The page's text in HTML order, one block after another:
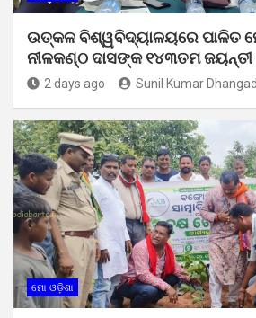
ଉତ୍କଳ ବିଶ୍ୱବିଦ୍ୟାଳୟରେ ପାଳିତ
ନୀଳକଣ୍ଠ ଦାସଙ୍କ ୧୪୩ତମ
2 days ago Sunil Kumar
ମୋ ଓଡ଼ିଶା